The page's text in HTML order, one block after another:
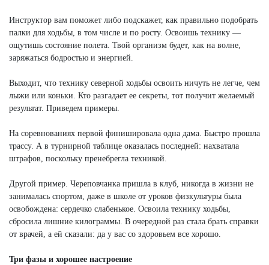
Инструктор вам поможет либо подскажет, как правильно подобрать
палки для ходьбы, в том числе и по росту. Освоишь технику —
ощутишь состояние полета. Твой организм будет, как на волне,
заряжаться бодростью и энергией.
Выходит, что технику северной ходьбы освоить ничуть не легче, чем
лыжи или коньки. Кто разгадает ее секреты, тот получит желаемый
результат. Приведем примеры.
На соревнованиях первой финишировала одна дама. Быстро прошла
трассу. А в турнирной таблице оказалась последней: нахватала
штрафов, поскольку пренебрегла техникой.
Другой пример. Череповчанка пришла в клуб, никогда в жизни не
занималась спортом, даже в школе от уроков физкультуры была
освобождена: сердечко слабенькое. Освоила технику ходьбы,
сбросила лишние килограммы. В очередной раз стала брать справки
от врачей, а ей сказали: да у вас со здоровьем все хорошо.
Три фазы и хорошее настроение